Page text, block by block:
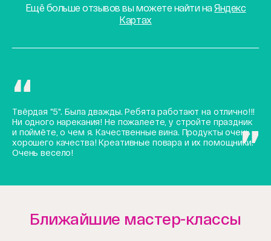
Ещё больше отзывов вы можете найти наЯндекс
Картах
Твёрдая "5". Была дважды. Ребята работают на отлично!!!
Ни одного нарекания! Не пожалеете, у стройте праздник
и поймёте, о чем я. Качественные вина. Продукты очень
хорошего качества! Креативные повара и их помощники.
Очень весело!
Ближайшие мастер-классы